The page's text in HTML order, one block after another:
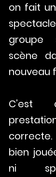
on fait
groupe
scène
nouveau
C’est
bien
ni